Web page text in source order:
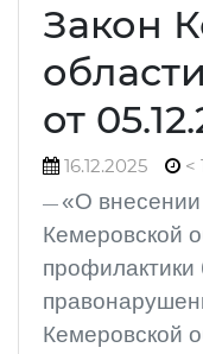
Закон
от
16.12.2025 <
«О
Кемеровской
профилактики
Кемеровской